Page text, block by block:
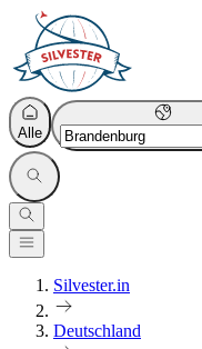
Alle
Silvester.in
Deutschland